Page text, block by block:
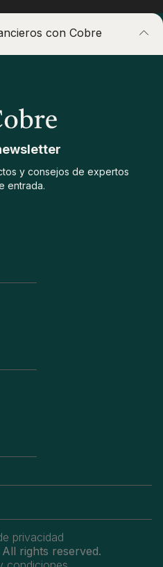
con Cobre
y consejos de expertos
entrada.
privacidad
rights reserved.